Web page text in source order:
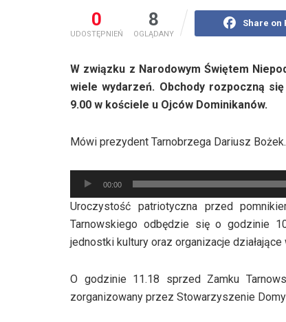
0
UDOSTĘPNIEŃ
8
OGLĄDANY
Share on
W związku z Narodowym Świętem
wiele wydarzeń. Obchody rozpoczną
9.00 w kościele u Ojców Dominikanów.
Mówi prezydent Tarnobrzega Dariusz Bożek.
Odtwarzacz
plików
dźwiękowych
00:00
Uroczystość patriotyczna przed
Tarnowskiego odbędzie się o godzinie
jednostki kultury oraz organizacje działające
O godzinie 11.18 sprzed Zamku
zorganizowany przez Stowarzyszenie